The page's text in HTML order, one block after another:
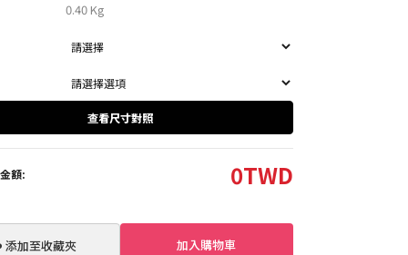
0.40 Kg
查看尺寸對照
額: 0TWD
加至收藏夾 加入購物車